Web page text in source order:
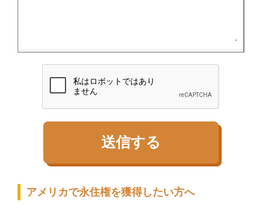
アメリカで永住権を獲得したい方へ